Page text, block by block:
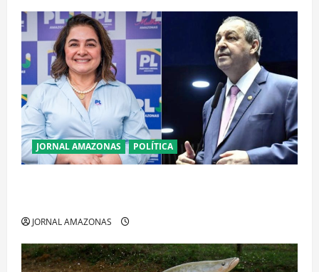
JORNAL AMAZONAS POLÍTICA
JORNAL AMAZONAS